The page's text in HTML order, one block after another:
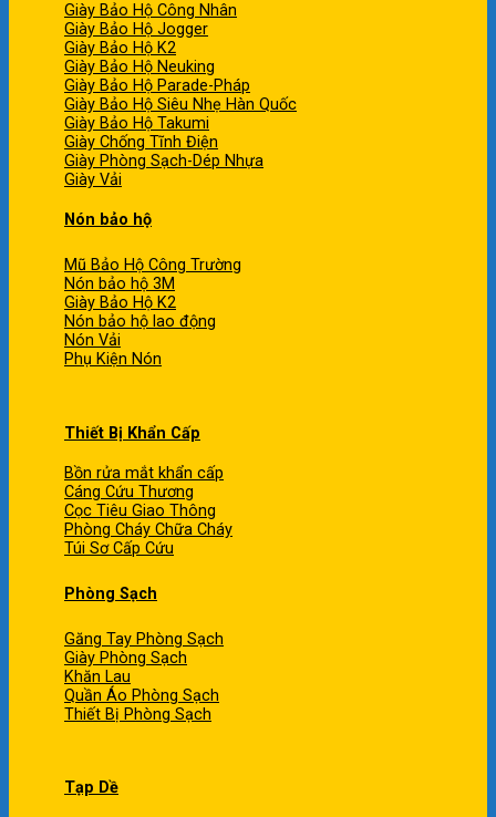
Giày Bảo Hộ Công Nhân
Giày Bảo Hộ Jogger
Giày Bảo Hộ K2
Giày Bảo Hộ Neuking
Giày Bảo Hộ Parade-Pháp
Giày Bảo Hộ Siêu Nhẹ Hàn Quốc
Giày Bảo Hộ Takumi
Giày Chống Tĩnh Điện
Giày Phòng Sạch-Dép Nhựa
Giày Vải
Nón bảo hộ
Mũ Bảo Hộ Công Trường
Nón bảo hộ 3M
Giày Bảo Hộ K2
Nón bảo hộ lao động
Nón Vải
Phụ Kiện Nón
Thiết Bị Khẩn Cấp
Bồn rửa mắt khẩn cấp
Cáng Cứu Thương
Cọc Tiêu Giao Thông
Phòng Cháy Chữa Cháy
Túi Sơ Cấp Cứu
Phòng Sạch
Găng Tay Phòng Sạch
Giày Phòng Sạch
Khăn Lau
Quần Áo Phòng Sạch
Thiết Bị Phòng Sạch
Tạp Dề